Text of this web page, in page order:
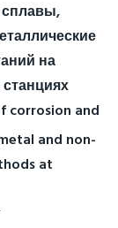
на
corrosion and
and non-
at